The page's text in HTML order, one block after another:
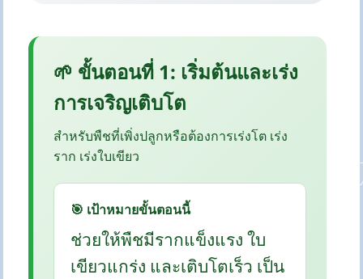
🌱 ขั้นตอนที่ 1: เริ่มต้นและเร่ง
การเจริญเติบโต
สำหรับพืชที่เพิ่งปลูกหรือต้องการเร่งโต เร่ง
ราก เร่งใบเขียว
🎯 เป้าหมายขั้นตอนนี้
ช่วยให้พืชมีรากแข็งแรง ใบ
เขียวแกร่ง และเติบโตเร็ว เป็น